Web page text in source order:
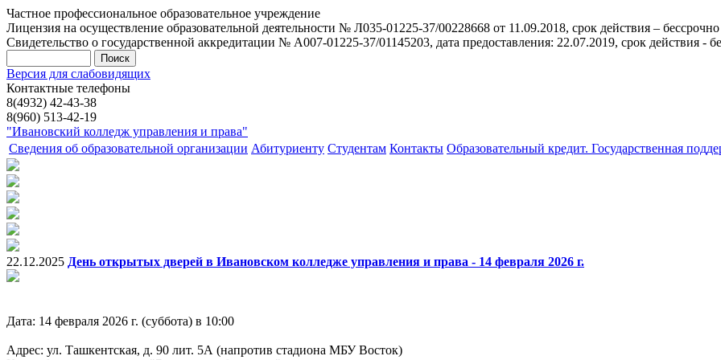
Частное профессиональное образовательное учреждение
Лицензия на осуществление образовательной деятельности № Л035-01225-37/00228668 от 11.09.2018, срок действия – бессрочно
Свидетельство о государственной аккредитации № А007-01225-37/01145203, дата предоставления: 22.07.2019, срок действия -
Версия для слабовидящих
Контактные телефоны
8(4932) 42-43-38
8(960) 513-42-19
"Ивановский колледж управления и права"
Сведения об образовательной организации Абитуриенту Студентам Контакты Образовательный кредит. Государственная
22.12.2025 День открытых дверей в Ивановском колледже управления и права - 14 февраля 2026 г.
Дата: 14 февраля 2026 г. (суббота) в 10:00
Адрес: ул. Ташкентская, д. 90 лит. 5А (напротив стадиона МБУ Восток)